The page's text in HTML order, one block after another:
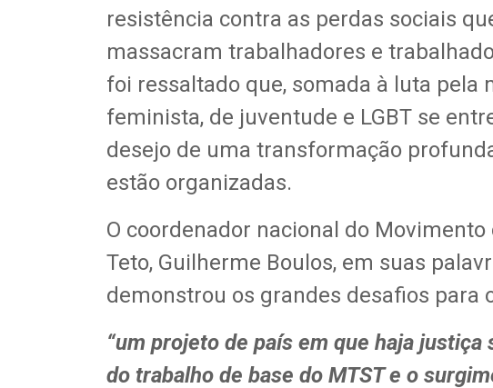
resistência contra as perdas sociais
massacram trabalhadores e
foi ressaltado que, somada à luta pela
feminista, de juventude e LGBT se
desejo de uma transformação
estão organizadas.
O coordenador nacional do
Teto, Guilherme Boulos, em suas
demonstrou os grandes desafios para
“um projeto de país em que haja
do trabalho de base do MTST e o